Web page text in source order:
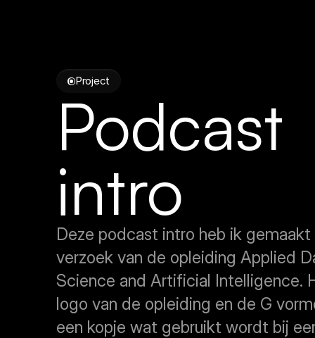
Project
Podcast
intro
Deze podcast intro heb ik gemaakt
verzoek van de opleiding Applied
Science and Artificial Intelligence.
logo van de opleiding en de G
een kopje wat gebruikt wordt bij